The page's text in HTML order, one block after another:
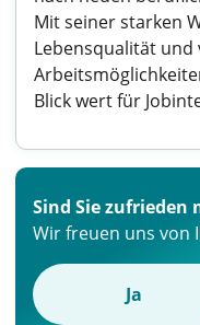
Mit seiner starken
Lebensqualität und
Blick wert für
Sind Sie zufrieden
Wir freuen uns von
Ja